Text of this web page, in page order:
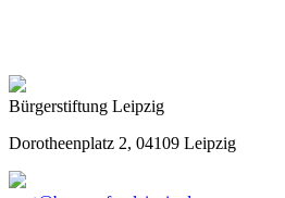
Bürgerstiftung Leipzig
Dorotheenplatz 2, 04109 Leipzig